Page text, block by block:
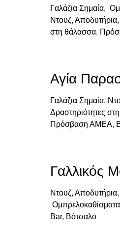
Γαλάζια Σημαία,
Ντουζ, Αποδυτήρια,
στη θάλασσα,
Αγία
Γαλάζια Σημαία,
Δραστηριότητες
Πρόσβαση ΑΜΕΑ,
Γαλλικός
Ντουζ, Αποδυτήρια,
Bar, Βότσαλο